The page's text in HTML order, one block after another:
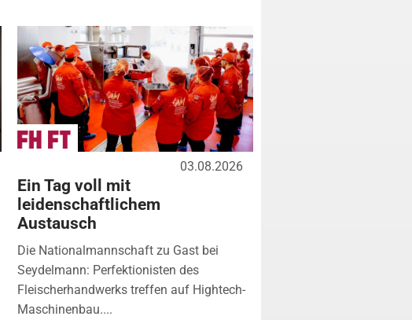
03.08.2026
Ein Tag voll mit
leidenschaftlichem
Austausch
Die Nationalmannschaft zu Gast bei
Seydelmann: Perfektionisten des
Fleischerhandwerks treffen auf Hightech-
Maschinenbau....